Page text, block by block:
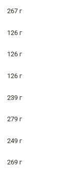
267 г
126 г
126 г
126 г
239 г
279 г
249 г
269 г